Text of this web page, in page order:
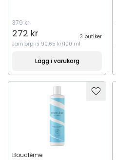
379 kr
272 kr
3 butiker
Jämförpris 90,65 kr/100 ml
Lägg i varukorg
Bouclème